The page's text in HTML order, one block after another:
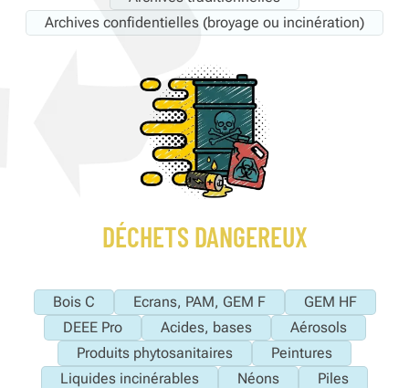
Archives confidentielles (broyage ou incinération)
DÉCHETS DANGEREUX
Bois C Ecrans, PAM, GEM F
GEM HF
DEEE Pro
Acides, bases
Aérosols
Produits phytosanitaires
Peintures
Liquides incinérables
Néons
Piles